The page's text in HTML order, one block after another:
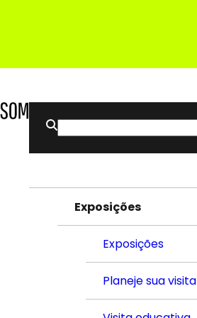
Buscar
por:
Exposições
Exposições
Planeje sua visita